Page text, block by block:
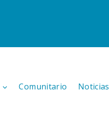
Comunitario Noticias